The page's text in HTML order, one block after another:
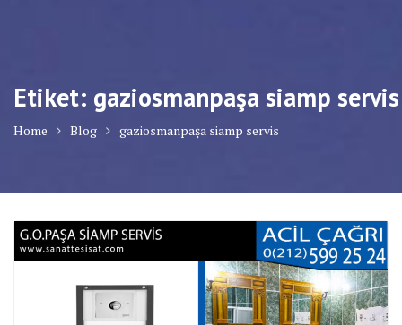
Etiket: gaziosmanpaşa siamp servis
Home Blog gaziosmanpaşa siamp servis